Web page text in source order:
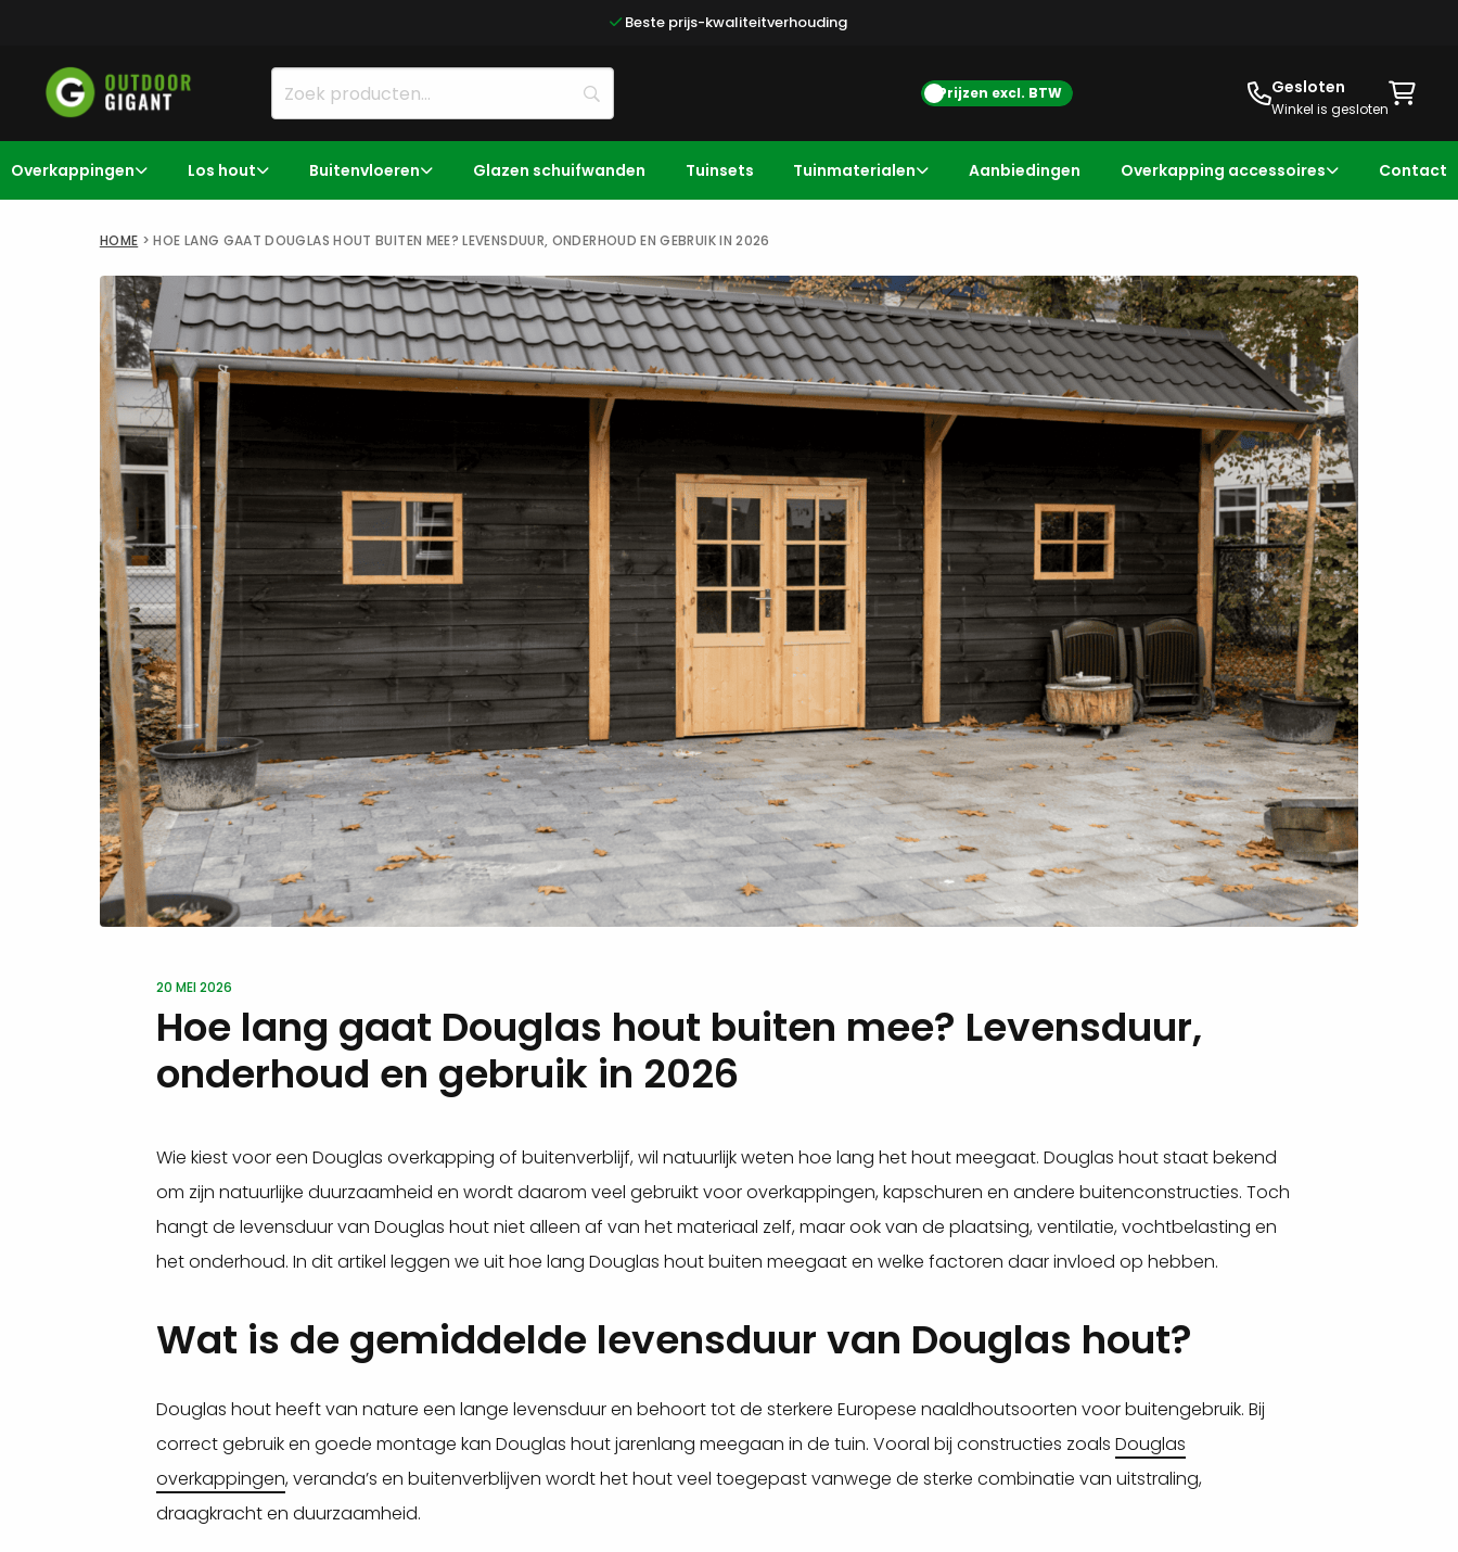
Beste prijs-kwaliteitverhouding
Prijzen excl. BTW Gesloten
Winkel is gesloten
Overkappingen Los hout Buitenvloeren Glazen schuifwanden Tuinsets Tuinmaterialen Aanbiedingen Overkapping accessoires Contact
HOME >HOE LANG GAAT DOUGLAS HOUT BUITEN MEE? LEVENSDUUR, ONDERHOUD EN GEBRUIK IN 2026
20 MEI 2026
Hoe lang gaat Douglas hout buiten mee? Levensduur,
onderhoud en gebruik in 2026
Wie kiest voor een Douglas overkapping of buitenverblijf, wil natuurlijk weten hoe lang het hout meegaat. Douglas hout staat bekend
om zijn natuurlijke duurzaamheid en wordt daarom veel gebruikt voor overkappingen, kapschuren en andere buitenconstructies. Toch
hangt de levensduur van Douglas hout niet alleen af van het materiaal zelf, maar ook van de plaatsing, ventilatie, vochtbelasting en
het onderhoud. In dit artikel leggen we uit hoe lang Douglas hout buiten meegaat en welke factoren daar invloed op hebben.
Wat is de gemiddelde levensduur van Douglas hout?
Douglas hout heeft van nature een lange levensduur en behoort tot de sterkere Europese naaldhoutsoorten voor buitengebruik. Bij
correct gebruik en goede montage kan Douglas hout jarenlang meegaan in de tuin. Vooral bij constructies zoalsDouglas
overkappingen, veranda’s en buitenverblijven wordt het hout veel toegepast vanwege de sterke combinatie van uitstraling,
draagkracht en duurzaamheid.